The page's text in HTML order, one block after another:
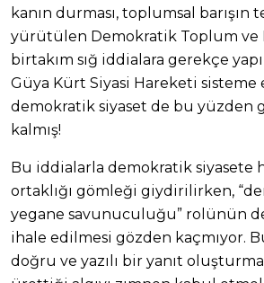
kanın durması, toplumsal barışın
yürütülen Demokratik Toplum ve
birtakım sığ iddialara gerekçe
Güya Kürt Siyasi Hareketi sisteme
demokratik siyaset de bu yüzden
kalmış!
Bu iddialarla demokratik siyasete
ortaklığı gömleği giydirilirken,
yegane savunuculuğu” rolünün
ihale edilmesi gözden kaçmıyor.
doğru ve yazılı bir yanıt